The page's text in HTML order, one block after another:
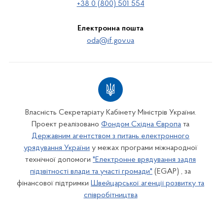
+38 0 (800) 501 554
Електронна пошта
oda@if.gov.ua
Власність Секретаріату Кабінету Міністрів України.
Проект реалізовано Фондом Східна Європа та
Державним агентством з питань електронного
урядування України у межах програми міжнародної
технічної допомоги "Електронне врядування задля
підзвітності влади та участі громади" (EGAP) , за
фінансової підтримки Швейцарської агенції розвитку та
співробітництва